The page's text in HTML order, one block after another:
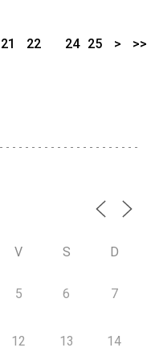
21
22
24 25 > >>
V S D
5 6 7
12 13 14